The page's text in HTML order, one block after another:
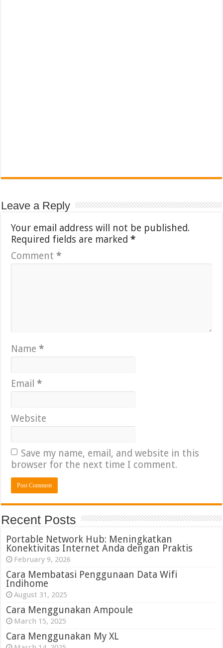
Leave a Reply
Your email address will not be published.
Required fields are marked*
Comment*
Name*
Email*
Website
Save my name, email, and website in this
browser for the next time I comment.
Recent Posts
Portable Network Hub: Meningkatkan
Konektivitas Internet Anda dengan Praktis
February 9, 2026
Cara Membatasi Penggunaan Data Wifi
Indihome
August 31, 2025
Cara Menggunakan Ampoule
March 15, 2025
Cara Menggunakan My XL